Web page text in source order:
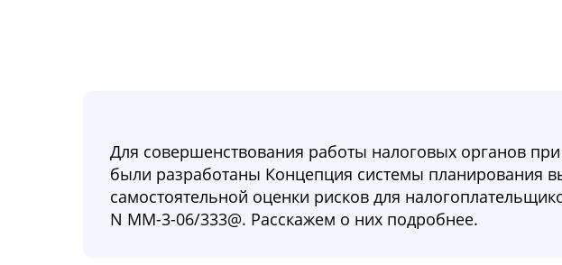
Для совершенствования работы налоговых органов
были разработаны Концепция системы планирования
самостоятельной оценки рисков для
N ММ-3-06/333@. Расскажем о них подробнее.